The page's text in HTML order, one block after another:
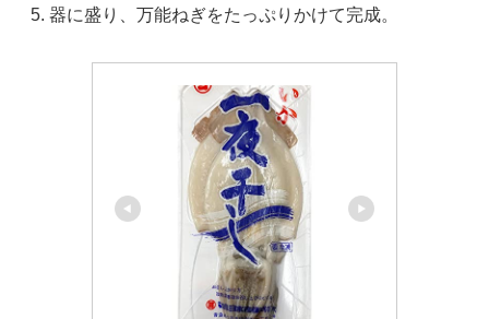
器に盛り、万能ねぎをたっぷりかけて完成。